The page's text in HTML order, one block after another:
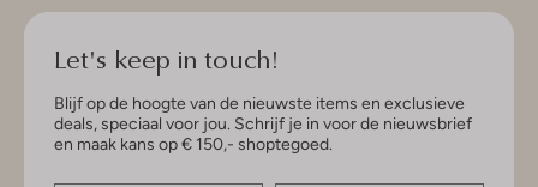
Let's keep in touch!
Blijf op de hoogte van de nieuwste items en exclusieve
deals, speciaal voor jou. Schrijf je in voor de nieuwsbrief
en maak kans op € 150,- shoptegoed.